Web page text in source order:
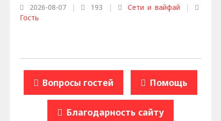
2026-08-07 | 193 | Сети и вайфай
|
Гость
Вопросы гостей Помощь
Благодарность сайту